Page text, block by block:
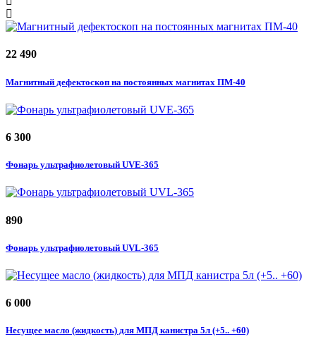
22 490
Магнитный дефектоскоп на постоянных магнитах ПМ-40
6 300
Фонарь ультрафиолетовый UVE-365
890
Фонарь ультрафиолетовый UVL-365
6 000
Несущее масло (жидкость) для МПД канистра 5л (+5.. +60)